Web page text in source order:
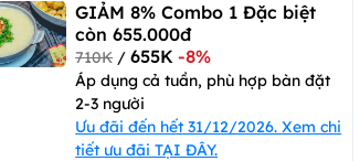
GIẢM 8% Combo 1 Đặc biệt
còn 655.000đ
710K / 655K -8%
Áp dụng cả tuần, phù hợp bàn đặt
2-3 người
Ưu đãi đến hết 31/12/2026. Xem chi
tiết ưu đãi TẠI ĐÂY.